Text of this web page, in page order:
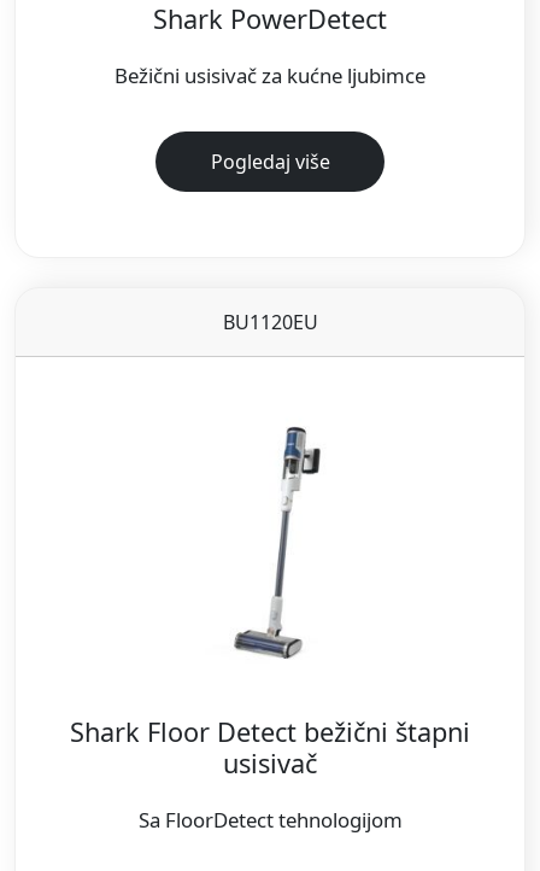
Shark PowerDetect
Bežični usisivač za kućne ljubimce
Pogledaj više
BU1120EU
Shark Floor Detect bežični štapni
usisivač
Sa FloorDetect tehnologijom